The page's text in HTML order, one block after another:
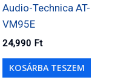
Audio-Technica AT-
VM95E
24,990 Ft
KOSÁRBA TESZEM